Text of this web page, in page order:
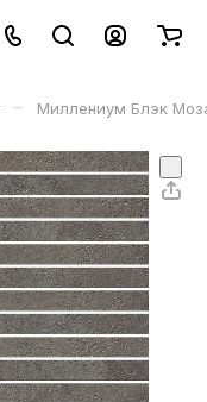
– Миллениум Блэк